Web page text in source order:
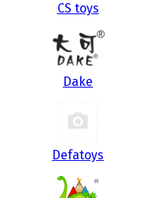
CS toys
Dake
Defatoys